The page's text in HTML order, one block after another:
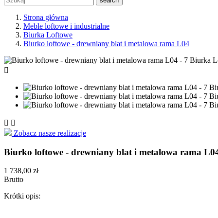
Strona główna
Meble loftowe i industrialne
Biurka Loftowe
Biurko loftowe - drewniany blat i metalowa rama L04

 
Zobacz nasze realizacje
Biurko loftowe - drewniany blat i metalowa rama
1 738,00 zł
Brutto
Krótki opis: